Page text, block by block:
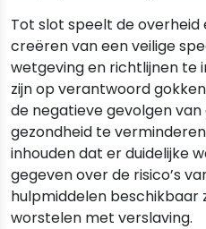
Tot slot speelt de
creëren van een veilige
wetgeving en richtlijnen te
zijn op verantwoord
de negatieve gevolgen
gezondheid te
inhouden dat er duidelijke
gegeven over de risico’s
hulpmiddelen beschikbaar
worstelen met verslaving.